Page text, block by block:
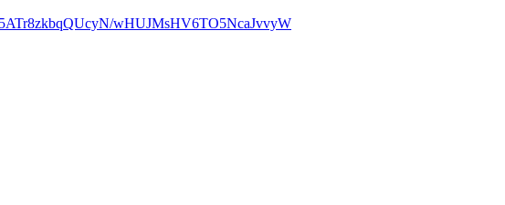
wHUJMsHV6TO5NcaJvvyW